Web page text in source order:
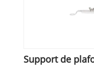
Support de